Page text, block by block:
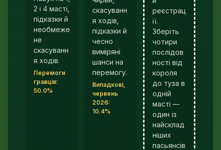
2 і 4 масті,
підказки й
необмеже
не
скасуванн
я ходів.
Перемоги
гравців:
50.0%
скасуванн
я ходів,
підказки й
чесно
виміряні
шанси на
перемогу.
Випадкові,
червень
2026:
10.4%
реєстрац
ії.
Зберіть
чотири
послідов
ності від
короля
до туза в
одній
масті —
один із
найсклад
ніших
пасьянсів